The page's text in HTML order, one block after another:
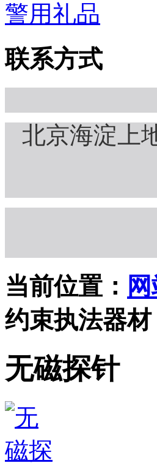
警用礼品
联系方式
北京海淀上
当前位置：
约束执法器材
无磁探针